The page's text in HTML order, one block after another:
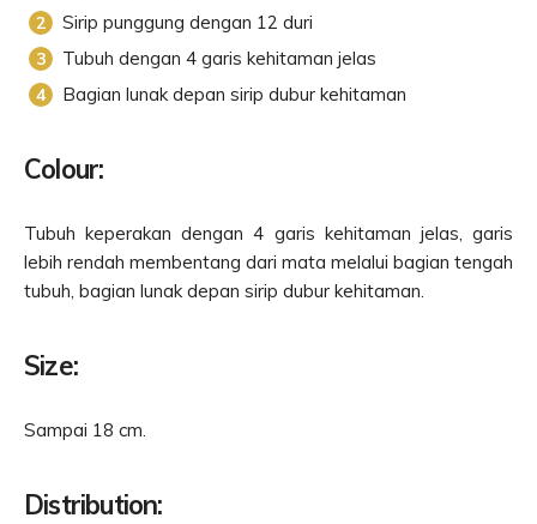
Sirip punggung dengan 12 duri
Tubuh dengan 4 garis kehitaman jelas
Bagian lunak depan sirip dubur kehitaman
Colour:
Tubuh keperakan dengan 4 garis kehitaman jelas, garis
lebih rendah membentang dari mata melalui bagian tengah
tubuh, bagian lunak depan sirip dubur kehitaman.
Size:
Sampai 18 cm.
Distribution: